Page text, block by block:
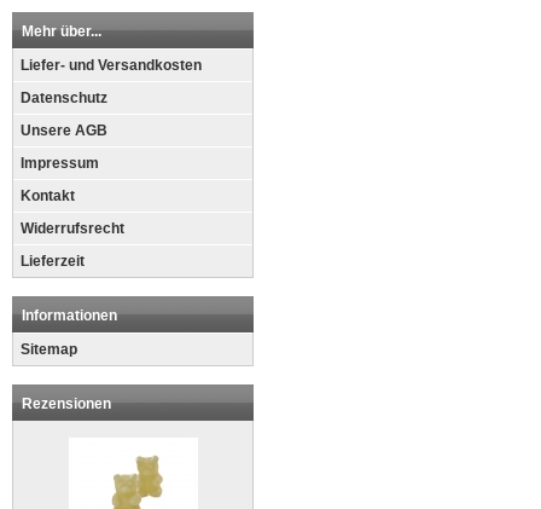
Mehr über...
Liefer- und Versandkosten
Datenschutz
Unsere AGB
Impressum
Kontakt
Widerrufsrecht
Lieferzeit
Informationen
Sitemap
Rezensionen